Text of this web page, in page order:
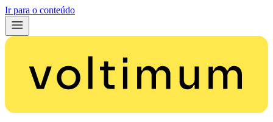
Ir para o conteúdo